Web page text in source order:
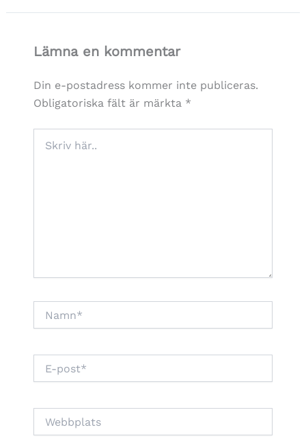
Lämna en kommentar
Din e-postadress kommer inte publiceras.
Obligatoriska fält är märkta *
här..
post*